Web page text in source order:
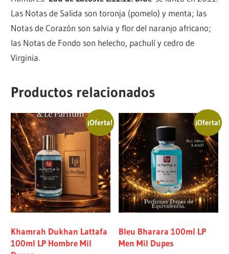
Las Notas de Salida son toronja (pomelo) y menta; las
Notas de Corazón son salvia y flor del naranjo africano;
las Notas de Fondo son helecho, pachulí y cedro de
Virginia.
Productos relacionados
¡Oferta!
Khamrah Dukhan Lattafa
100ml LP Hombre Mil
¡Oferta!
Bleu Bharara 100ml LP
Men Mil Dupes